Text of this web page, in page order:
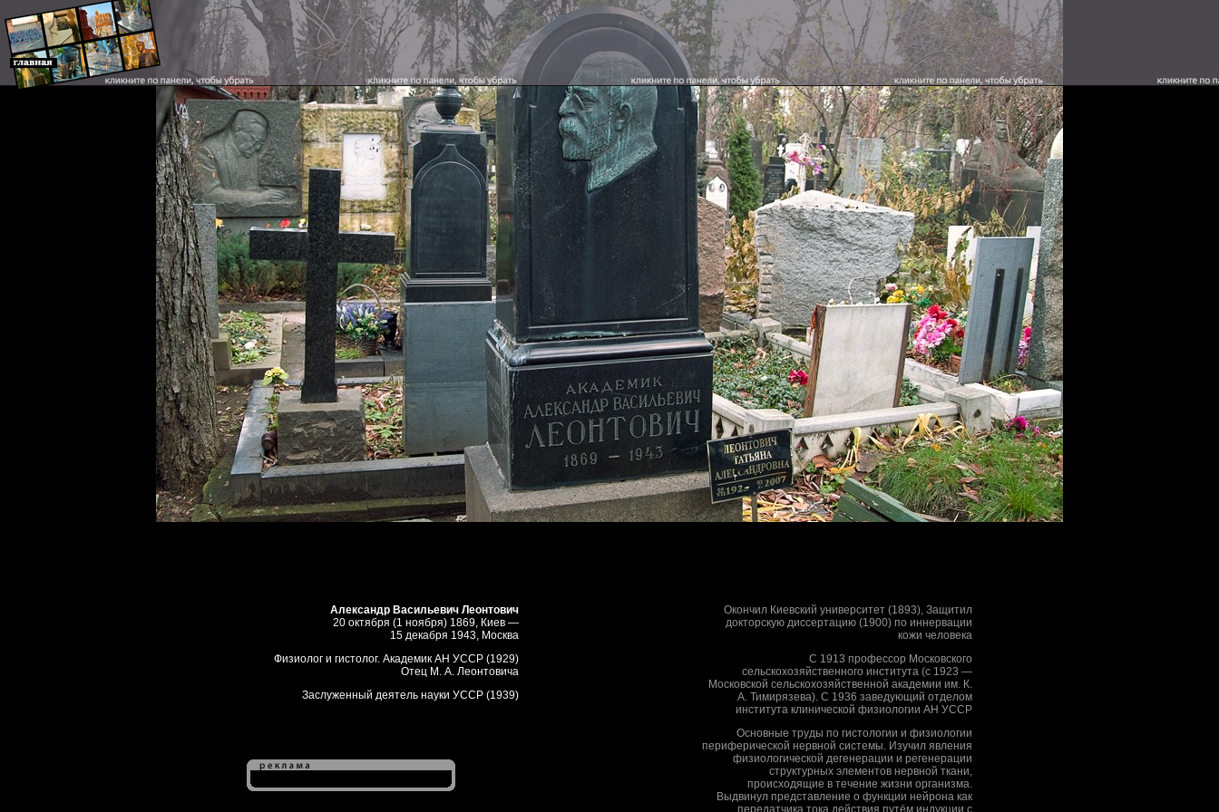
Александр Васильевич Леонтович
20 октября (1 ноября) 1869, Киев —
15 декабря 1943, Москва
Физиолог и гистолог. Академик АН УССР (1929)
Отец М. А. Леонтовича
Заслуженный деятель науки УССР (1939)
Окончил Киевский университет (1893), Защитил
докторскую диссертацию (1900) по иннервации
кожи человека
С 1913 профессор Московского
сельскохозяйственного института (с 1923 —
Московской сельскохозяйственной академии им. К.
А. Тимирязева). С 1936 заведующий отделом
института клинической физиологии АН УССР
Основные труды по гистологии и физиологии
периферической нервной системы. Изучил явления
физиологической дегенерации и регенерации
структурных элементов нервной ткани,
происходящие в течение жизни организма.
Выдвинул представление о функции нейрона как
передатчика тока действия путём индукции с